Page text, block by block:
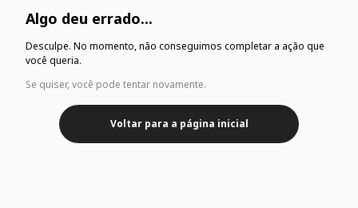
Algo deu errado...
Desculpe. No momento, não conseguimos completar a ação que
você queria.
Se quiser, você pode tentar novamente.
Voltar para a página inicial